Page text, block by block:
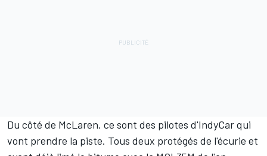
Du côté de McLaren, ce sont des pilotes d'IndyCar qui
vont prendre la piste. Tous deux protégés de l'écurie et